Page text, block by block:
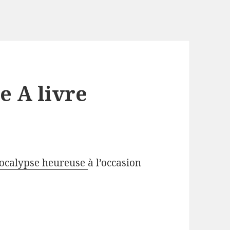
A livre
heureuse à l’occasion